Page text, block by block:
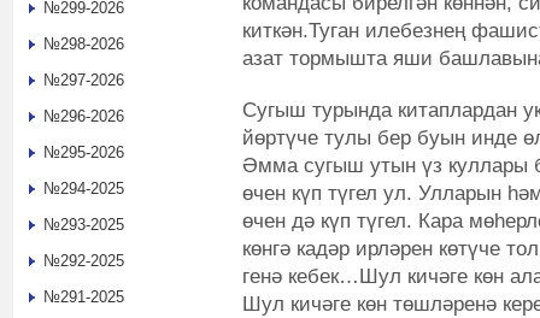
киткән.Туган илебезнең
азат тормышта яши
Сугыш турында китаплардан
йөртүче тулы бер буын инде
Әмма сугыш утын үз куллары
өчен күп түгел ул. Улларын
өчен дә күп түгел. Кара
көнгә кадәр ирләрен көтүче
генә кебек…Шул кичәге көн
Шул кичәге көн төшләренә
№299-2026
№298-2026
№297-2026
№296-2026
№295-2026
№294-2025
№293-2025
№292-2025
№291-2025